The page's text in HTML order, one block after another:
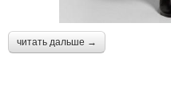
читать дальше →